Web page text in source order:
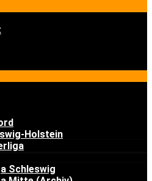
Holstein
Schleswig